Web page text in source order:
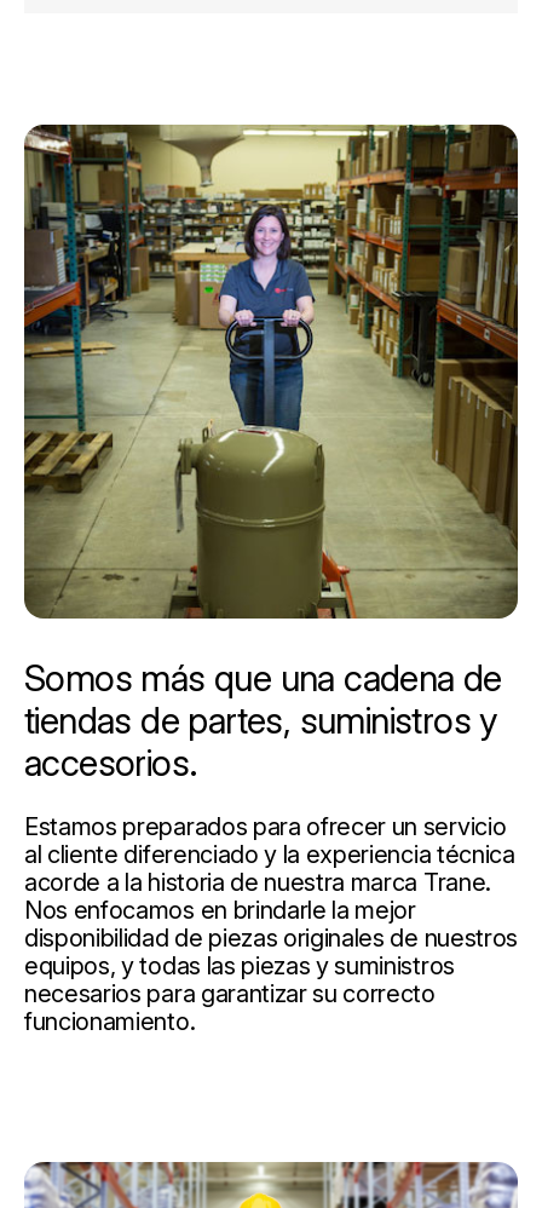
Somos más que una cadena de
tiendas de partes, suministros y
accesorios.
Estamos preparados para ofrecer un servicio
al cliente diferenciado y la experiencia técnica
acorde a la historia de nuestra marca Trane.
Nos enfocamos en brindarle la mejor
disponibilidad de piezas originales de nuestros
equipos, y todas las piezas y suministros
necesarios para garantizar su correcto
funcionamiento.